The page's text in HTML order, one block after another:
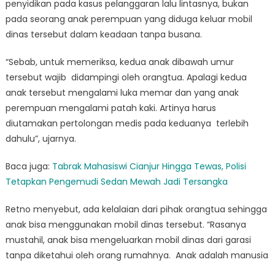
penyidikan pada kasus pelanggaran lalu lintasnya, bukan
pada seorang anak perempuan yang diduga keluar mobil
dinas tersebut dalam keadaan tanpa busana.
“Sebab, untuk memeriksa, kedua anak dibawah umur
tersebut wajib didampingi oleh orangtua. Apalagi kedua
anak tersebut mengalami luka memar dan yang anak
perempuan mengalami patah kaki. Artinya harus
diutamakan pertolongan medis pada keduanya terlebih
dahulu”, ujarnya.
Baca juga: Tabrak Mahasiswi Cianjur Hingga Tewas, Polisi
Tetapkan Pengemudi Sedan Mewah Jadi Tersangka
Retno menyebut, ada kelalaian dari pihak orangtua sehingga
anak bisa menggunakan mobil dinas tersebut. “Rasanya
mustahil, anak bisa mengeluarkan mobil dinas dari garasi
tanpa diketahui oleh orang rumahnya. Anak adalah manusia